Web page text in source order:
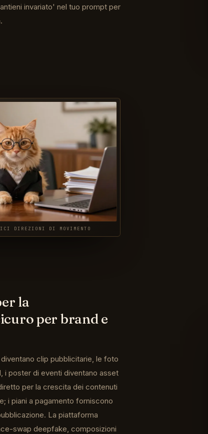
invariato' nel tuo prompt per
DIREZIONI DI MOVIMENTO
la
per brand e
clip pubblicitarie, le foto
i poster di eventi diventano asset
per la crescita dei contenuti
i piani a pagamento forniscono
La piattaforma
swap deepfake, composizioni